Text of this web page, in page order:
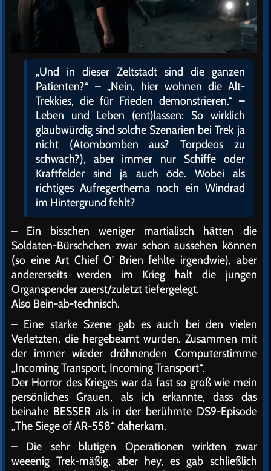
„Und in dieser Zeltstadt sind die ganzen
Patienten?“ – „Nein, hier wohnen die Alt-
Trekkies, die für Frieden demonstrieren.“ –
Leben und Leben (ent)lassen: So wirklich
glaubwürdig sind solche Szenarien bei Trek ja
nicht (Atombomben aus? Torpdeos zu
schwach?), aber immer nur Schiffe oder
Kraftfelder sind ja auch öde. Wobei als
richtiges Aufregerthema noch ein Windrad
im Hintergrund fehlt?
– Ein bisschen weniger martialisch hätten die
Soldaten-Bürschchen zwar schon aussehen können
(so eine Art Chief O’ Brien fehlte irgendwie), aber
andererseits werden im Krieg halt die jungen
Organspender zuerst/zuletzt tiefergelegt.
Also Bein-ab-technisch.
– Eine starke Szene gab es auch bei den vielen
Verletzten, die hergebeamt wurden. Zusammen mit
der immer wieder dröhnenden Computerstimme
„Incoming Transport, Incoming Transport“.
Der Horror des Krieges war da fast so groß wie mein
persönliches Grauen, als ich erkannte, dass das
beinahe BESSER als in der berühmte DS9-Episode
„The Siege of AR-558“ daherkam.
– Die sehr blutigen Operationen wirkten zwar
weeenig Trek-mäßig, aber hey, es gab schließlich